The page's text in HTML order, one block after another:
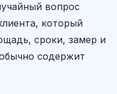
вопрос
который
сроки, замер и
содержит